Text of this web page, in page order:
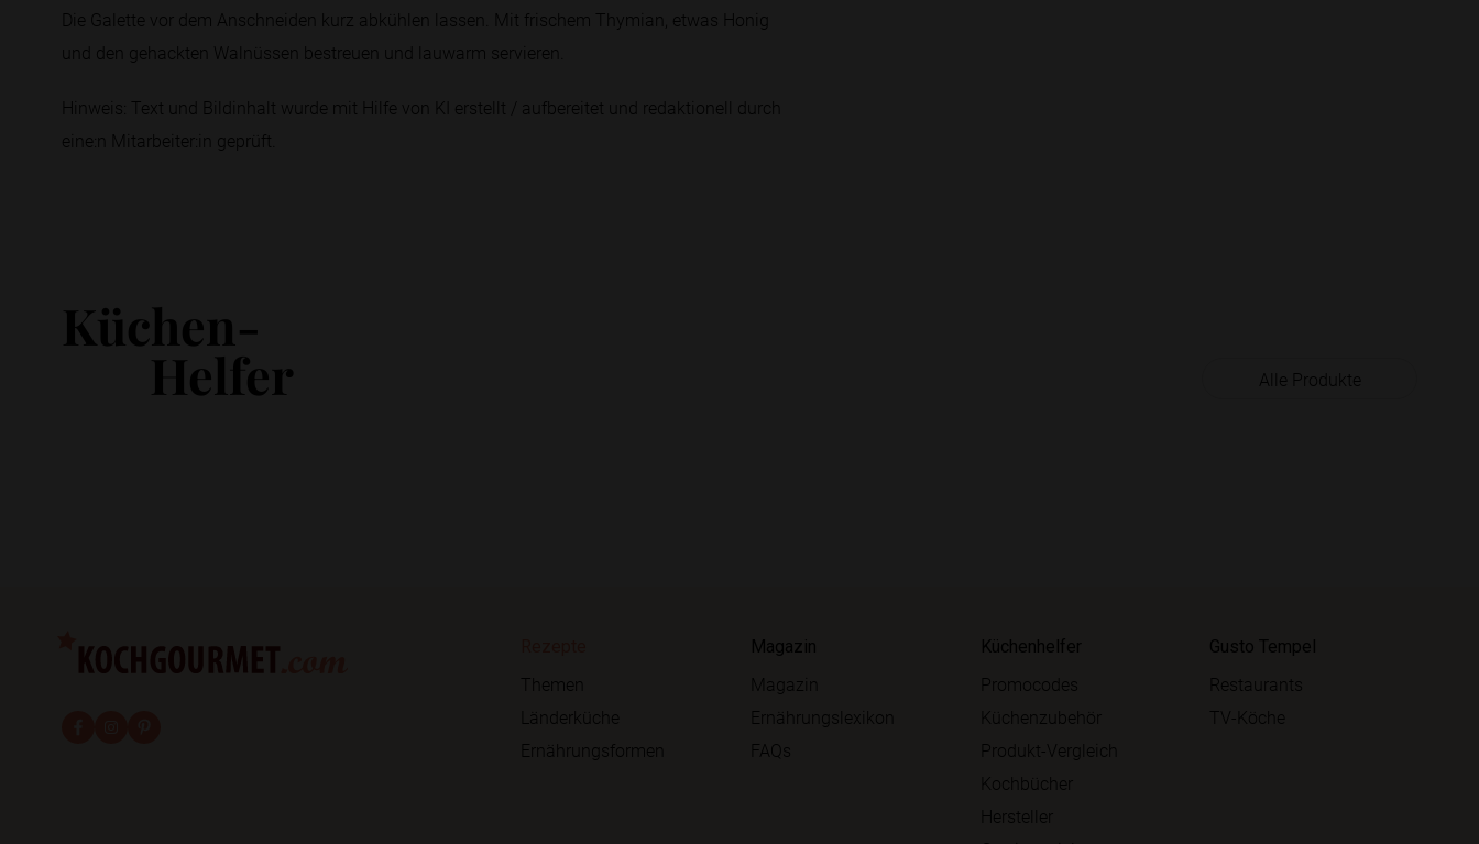
Die Galette vor dem Anschneiden kurz abkühlen lassen. Mit frischem Thymian, etwas Honig
und den gehackten Walnüssen bestreuen und lauwarm servieren.
Hinweis: Text und Bildinhalt wurde mit Hilfe von KI erstellt / aufbereitet und redaktionell durch
eine:n Mitarbeiter:in geprüft.
Küchen-
Helfer Alle Produkte
Themen
Länderküche
Ernährungsformen
Magazin
Magazin
Ernährungslexikon
FAQs
Küchenhelfer
Promocodes
Küchenzubehör
Produkt-Vergleich
Kochbücher
Hersteller
Gusto Tempel
Restaurants
TV-Köche